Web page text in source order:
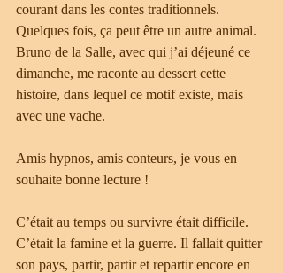
courant dans les contes traditionnels.
Quelques fois, ça peut être un autre animal.
Bruno de la Salle, avec qui j’ai déjeuné ce
dimanche, me raconte au dessert cette
histoire, dans lequel ce motif existe, mais
avec une vache.
Amis hypnos, amis conteurs, je vous en
souhaite bonne lecture !
C’était au temps ou survivre était difficile.
C’était la famine et la guerre. Il fallait quitter
son pays, partir, partir et repartir encore en